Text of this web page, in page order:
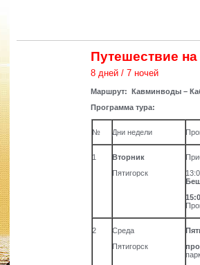
Путешествие на
8 дней / 7 ночей
Маршрут: Кавминводы –
Программа тура:
№ Дни недели
1
Вторник
Пятигорск
2
Среда
Пятигорск